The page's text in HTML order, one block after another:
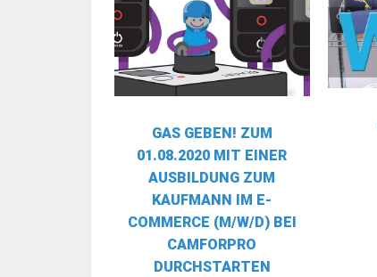
GAS GEBEN! ZUM
01.08.2020 MIT EINER
AUSBILDUNG ZUM
KAUFMANN IM E-
COMMERCE (M/W/D) BEI
CAMFORPRO
DURCHSTARTEN